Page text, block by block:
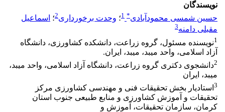
نویسندگان
حسین شمسی محمودآبادی*
1؛ وحدت برخورداری2؛ اسماعیل
مقبلی دامنه3
1نویسنده مسئول، گروه زراعت، دانشکده کشاورزی، دانشگاه
آزاد اسلامی، واحد میبد، میبد، ایران.
2دانشجوی دکتری گروه زراعت، دانشگاه آزاد اسلامی، واحد میبد،
میبد، ایران
3 استادیار بخش تحقیقات فنی و مهندسی کشاورزی مرکز
تحقیقات و آموزش کشاورزی و منابع طبیعی جنوب استان
کرمان، سازمان تحقیقات، آموزش و